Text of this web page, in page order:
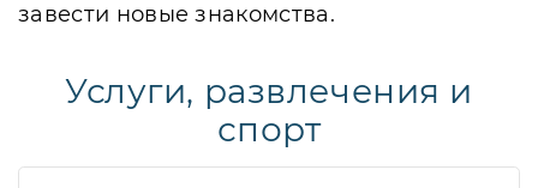
завести новые знакомства.
Услуги, развлечения и
спорт